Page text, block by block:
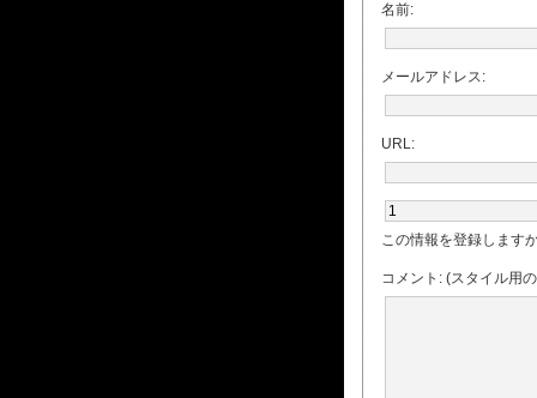
名前:
メールアドレス:
URL:
この情報を登録します
コメント: (スタイル用